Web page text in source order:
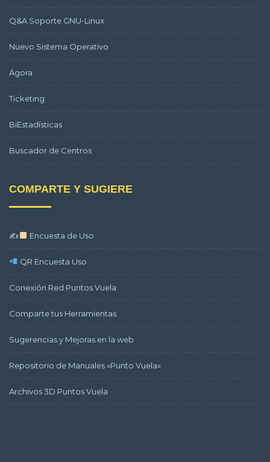
Q&A Soporte GNU-Linux
Nuevo Sistema Operativo
Ágora
Ticketing
BiEstadísticas
Buscador de Centros
COMPARTE Y SUGIERE
✍ Encuesta de Uso
QR Encuesta Uso
Conexión Red Puntos Vuela
Comparte tus Herramientas
Sugerencias y Mejoras en la web
Repositorio de Manuales «Punto Vuela»
Archivos 3D Puntos Vuela